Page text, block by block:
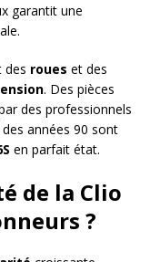
garantit une
des roues et des
. Des pièces
des professionnels
des années 90 sont
en parfait état.
de la Clio
?